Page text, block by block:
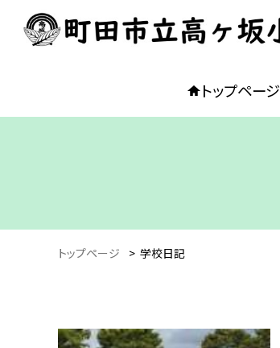
トップページ
トップページ > 学校日記